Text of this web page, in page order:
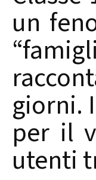
un
giorni.
per il
utenti